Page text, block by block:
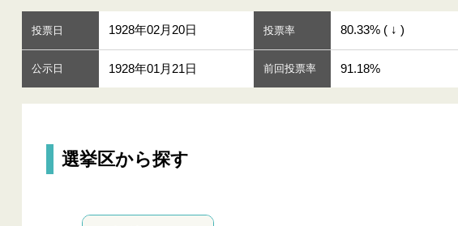
投票日 1928年02月20日 投票率 80.33% ( ↓ )
公示日 1928年01月21日 前回投票率 91.18%
選挙区から探す